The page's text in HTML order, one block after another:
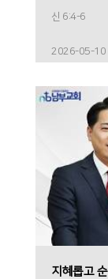
신 6:4-6
2026-05-10
지혜롭고